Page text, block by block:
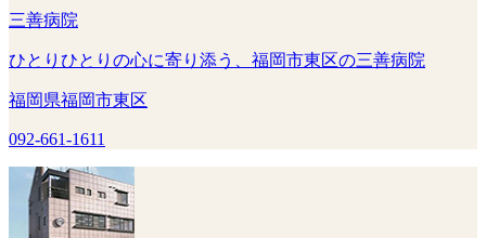
三善病院
ひとりひとりの心に寄り添う、福岡市東区の三善病院
福岡県福岡市東区
092-661-1611